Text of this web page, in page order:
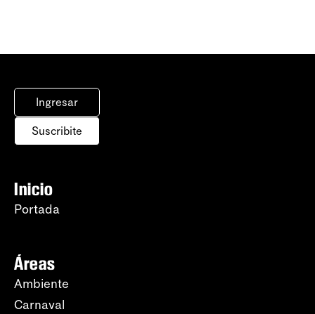
Ingresar
Suscribite
Inicio
Portada
Áreas
Ambiente
Carnaval